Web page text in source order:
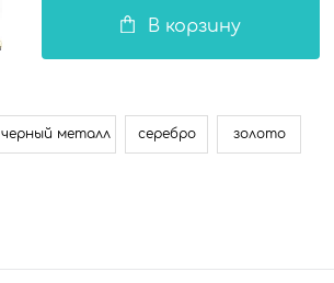
В корзину
черный металл серебро золото